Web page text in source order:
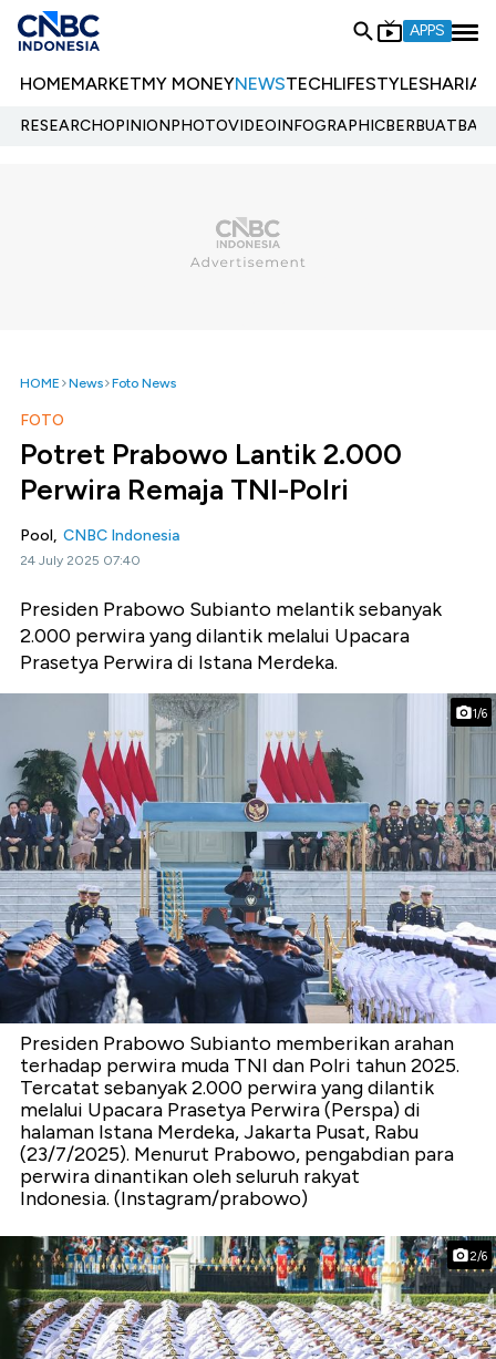
APPS
HOMEMARKETMY MONEYNEWSTECHLIFESTYLESHARIA
RESEARCHOPINIONPHOTOVIDEOINFOGRAPHIC
HOME News Foto News
FOTO
Potret Prabowo Lantik 2.000
Perwira Remaja TNI-Polri
Pool, CNBC Indonesia
24 July 2025 07:40
Presiden Prabowo Subianto melantik sebanyak
2.000 perwira yang dilantik melalui Upacara
Prasetya Perwira di Istana Merdeka.
1/6
Presiden Prabowo Subianto memberikan arahan
terhadap perwira muda TNI dan Polri tahun 2025.
Tercatat sebanyak 2.000 perwira yang dilantik
melalui Upacara Prasetya Perwira (Perspa) di
halaman Istana Merdeka, Jakarta Pusat, Rabu
(23/7/2025). Menurut Prabowo, pengabdian para
perwira dinantikan oleh seluruh rakyat
Indonesia. (Instagram/prabowo)
2/6